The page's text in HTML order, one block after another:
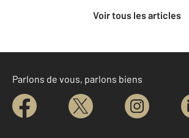
Voir tous les articles
Parlons de vous, parlons biens